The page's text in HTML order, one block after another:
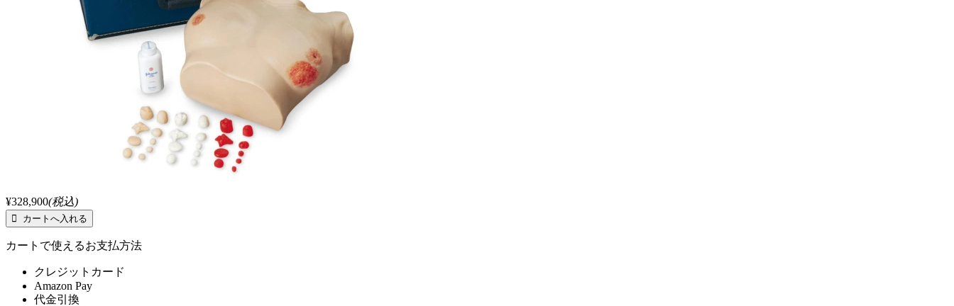
¥328,900(税込)
カートで使えるお支払方法
クレジットカード
Amazon Pay
代金引換